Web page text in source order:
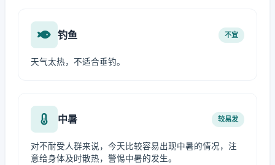
钓鱼 不宜
天气太热，不适合垂钓。
中暑 较易发
对不耐受人群来说，今天比较容易出现中暑的情况，注
意给身体及时散热，警惕中暑的发生。